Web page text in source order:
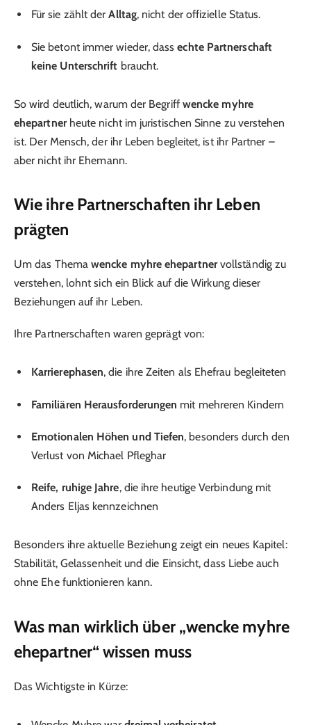
Für sie zählt derAlltag, nicht der offizielle Status.
Sie betont immer wieder, dassechte Partnerschaft
keine Unterschrift braucht.
So wird deutlich, warum der Begriff wencke myhre
ehepartnerheute nicht im juristischen Sinne zu verstehen
ist. Der Mensch, der ihr Leben begleitet, ist ihr Partner –
aber nicht ihr Ehemann.
Wie ihre Partnerschaften ihr Leben
prägten
Um das Themawencke myhre ehepartnervollständig zu
verstehen, lohnt sich ein Blick auf die Wirkung dieser
Beziehungen auf ihr Leben.
Ihre Partnerschaften waren geprägt von:
Karrierephasen, die ihre Zeiten als Ehefrau begleiteten
Familiären Herausforderungen mit mehreren Kindern
Emotionalen Höhen und Tiefen, besonders durch den
Verlust von Michael Pfleghar
Reife, ruhige Jahre, die ihre heutige Verbindung mit
Anders Eljas kennzeichnen
Besonders ihre aktuelle Beziehung zeigt ein neues Kapitel:
Stabilität, Gelassenheit und die Einsicht, dass Liebe auch
ohne Ehe funktionieren kann.
Was man wirklich über „wencke myhre
ehepartner“ wissen muss
Das Wichtigste in Kürze: